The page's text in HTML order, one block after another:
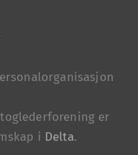
er
i Delta.